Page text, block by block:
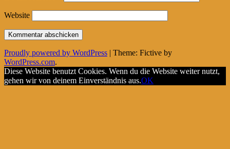
Website
Proudly powered by WordPress | Theme: Fictive by
WordPress.com.
Diese Website benutzt Cookies. Wenn du die Website weiter nutzt,
gehen wir von deinem Einverständnis aus.OK